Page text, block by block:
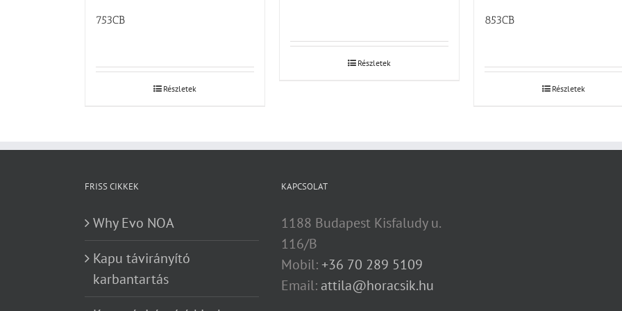
753CB
Részletek
Részletek
853CB
Részletek
FRISS CIKKEK
Why Evo NOA
Kapu távirányító
karbantartás
KAPCSOLAT
1188 Budapest Kisfaludy u.
116/B
Mobil:+36 70 289 5109
Email: attila@horacsik.hu